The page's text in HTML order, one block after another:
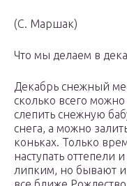
(С. Маршак)
Что мы делаем в
Декабрь снежный
сколько всего
слепить снежную
снега, а можно
коньках. Только
наступать оттепели
липким, но бывают